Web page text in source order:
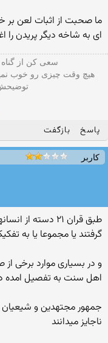
ما صحبت از اثبات لعن بر
ای به شاخه دیگر پریدن را
سعی کن از گناه
هیچ وقت چیزی رو خوب
پاسخ بازگفت
کاربر
طبق قران ۲۱
گرفتند یا مجموعا یا به
و در بسیاری موارد برخی
اهل سنت به تفصیل امده در
جمهور مجتهدین و شیعیان
ناجایز میدانند